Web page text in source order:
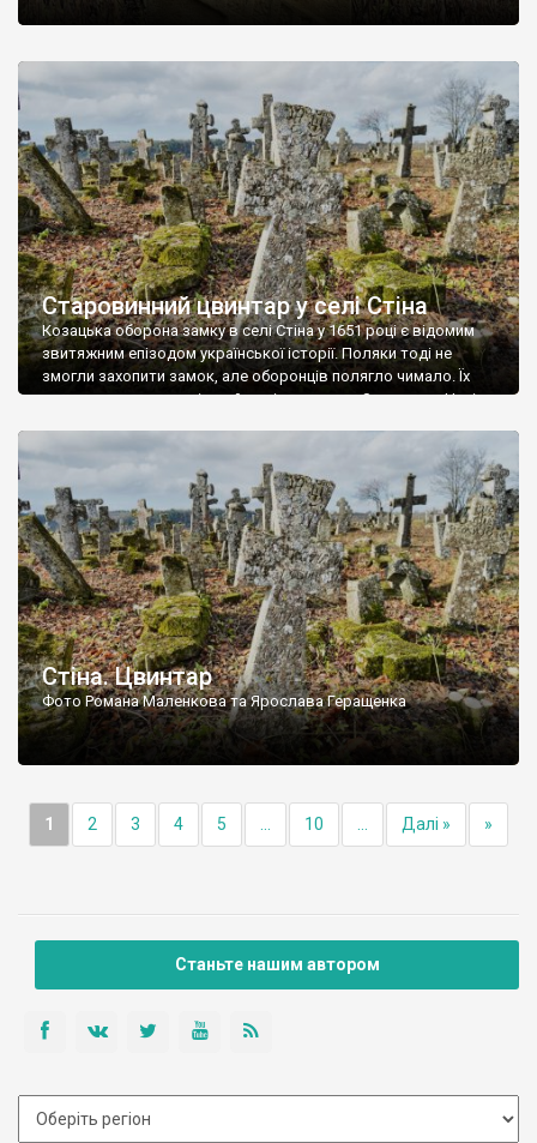
Старовинний цвинтар у селі Стіна
Козацька оборона замку в селі Стіна у 1651 році є відомим
звитяжним епізодом української історії. Поляки тоді не
змогли захопити замок, але оборонців полягло чимало. Їх
поховали на цвинтарі, який тоді називався Замковим. Нині на
ньому чимало хрестів 19 століття, є такі, де епітафії стер […]
Стіна. Цвинтар
Фото Романа Маленкова та Ярослава Геращенка
1 2 3 4 5 10 Далі » »
Станьте нашим автором